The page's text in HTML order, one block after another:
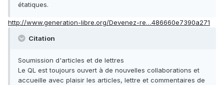
étatiques.
http://www.generation-libre.org/Devenez-re…486660e7390a271
Citation
Soumission d'articles et de lettres
Le QL est toujours ouvert à de nouvelles collaborations et
accueille avec plaisir les articles, lettre et commentaires de